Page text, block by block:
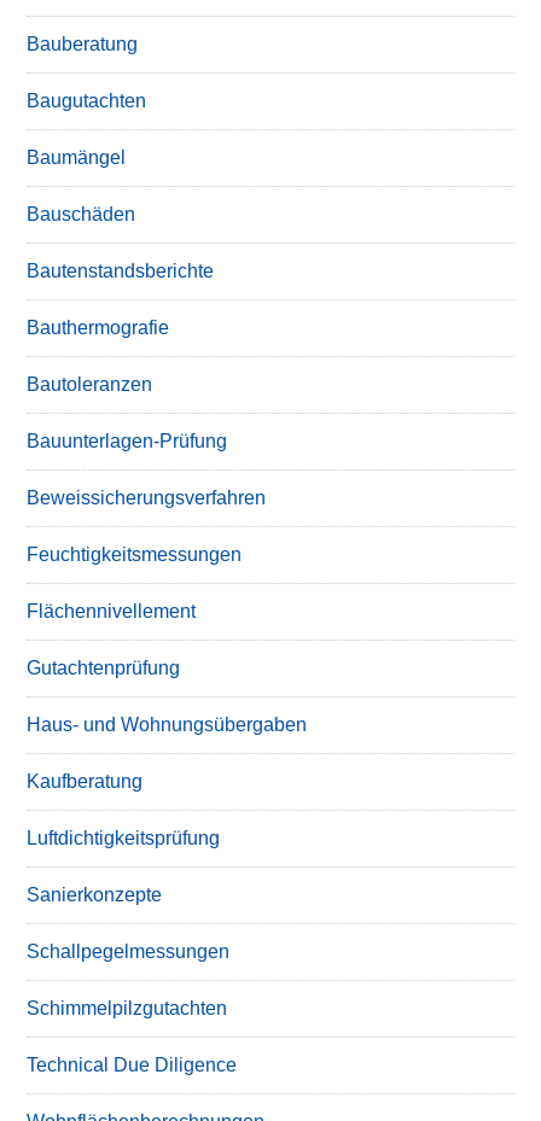
Bauberatung
Baugutachten
Baumängel
Bauschäden
Bautenstandsberichte
Bauthermografie
Bautoleranzen
Bauunterlagen-Prüfung
Beweissicherungsverfahren
Feuchtigkeitsmessungen
Flächennivellement
Gutachtenprüfung
Haus- und Wohnungsübergaben
Kaufberatung
Luftdichtigkeitsprüfung
Sanierkonzepte
Schallpegelmessungen
Schimmelpilzgutachten
Technical Due Diligence